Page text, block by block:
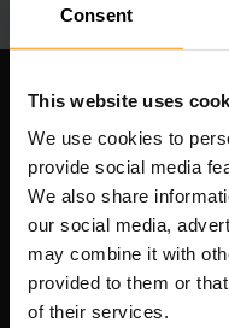
Consent
This website uses
We use cookies to
provide social media
We also share
our social media,
may combine it with
provided to them or
of their services.
Compania noastră
Scalable Hosting
Cod de înregistrare:
cod fiscal: EE102133820
Adresă: Harju